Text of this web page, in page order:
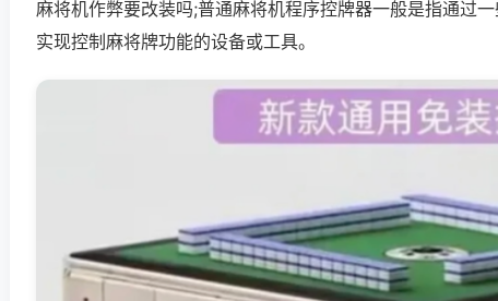
麻将机作弊要改装吗;普通麻将机程序控牌器一般是指通过
实现控制麻将牌功能的设备或工具。